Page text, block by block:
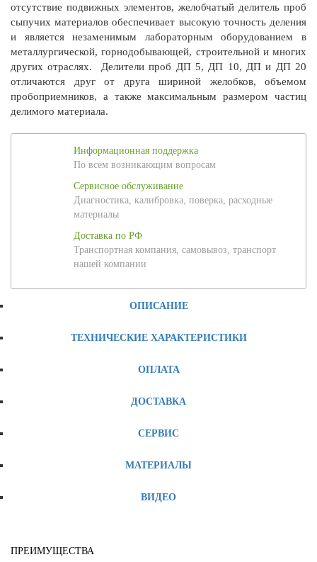
отсутствие подвижных элементов, желобчатый делитель проб
сыпучих материалов обеспечивает высокую точность деления
и является незаменимым лабораторным оборудованием в
металлургической, горнодобывающей, строительной и многих
других отраслях. Делители проб ДП 5, ДП 10, ДП и ДП 20
отличаются друг от друга шириной желобков, объемом
пробоприемников, а также максимальным размером частиц
делимого материала.
Информационная поддержка
По всем возникающим вопросам
Сервисное обслуживание
Диагностика, калибровка, поверка, расходные
материалы
Доставка по РФ
Транспортная компания, самовывоз, транспорт
нашей компании
ОПИСАНИЕ
ТЕХНИЧЕСКИЕ ХАРАКТЕРИСТИКИ
ОПЛАТА
ДОСТАВКА
СЕРВИС
МАТЕРИАЛЫ
ВИДЕО
ПРЕИМУЩЕСТВА